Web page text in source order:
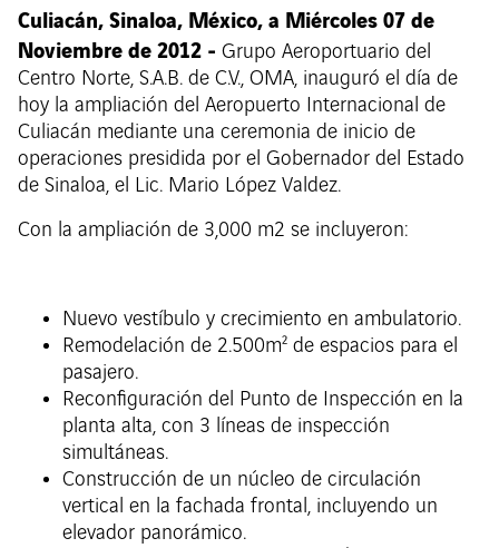
Culiacán, Sinaloa, México, a Miércoles 07 de
Noviembre de 2012 - Grupo Aeroportuario del
Centro Norte, S.A.B. de C.V., OMA, inauguró el día de
hoy la ampliación del Aeropuerto Internacional de
Culiacán mediante una ceremonia de inicio de
operaciones presidida por el Gobernador del Estado
de Sinaloa, el Lic. Mario López Valdez.
Con la ampliación de 3,000 m2 se incluyeron:
Nuevo vestíbulo y crecimiento en ambulatorio.
Remodelación de 2.500m² de espacios para el
pasajero.
Reconfiguración del Punto de Inspección en la
planta alta, con 3 líneas de inspección
simultáneas.
Construcción de un núcleo de circulación
vertical en la fachada frontal, incluyendo un
elevador panorámico.